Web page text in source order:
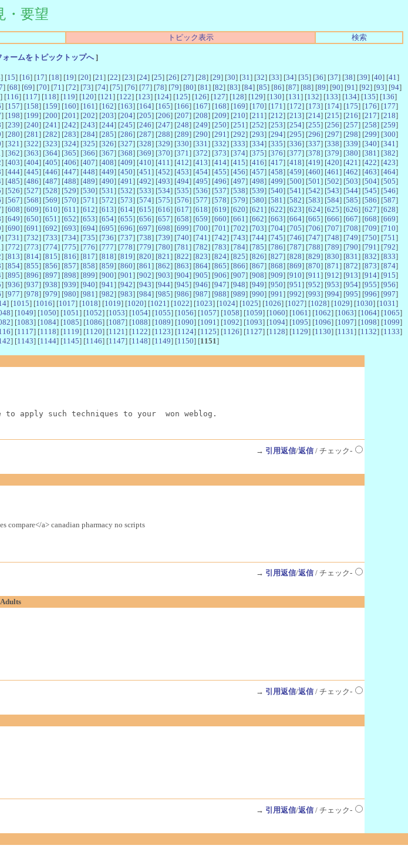
・要望
トピック表示 検索
ームをトピックトップへ]
] [15] [16] [17] [18] [19] [20] [21 ] [22] [23] [24] [25] [26] [27] [28] [29] [30] [31 ] [32] [33] [34] [35] [36] [37] [38] [39] [40] [41 ]
] [68] [69] [70] [71 ] [72] [73] [74] [75] [76] [77] [78] [79] [80] [81 ] [82] [83] [84] [85] [86] [87] [88] [89] [90] [91 ] [92] [93] [94]
] [116] [117] [118] [119] [120] [121 ] [122] [123] [124] [125] [126] [127] [128] [129] [130] [131 ] [132] [133] [134] [135] [136]
] [157] [158] [159] [160] [161 ] [162] [163] [164] [165] [166] [167] [168] [169] [170] [171 ] [172] [173] [174] [175] [176] [177]
] [198] [199] [200] [201 ] [202] [203] [204] [205] [206] [207] [208] [209] [210] [211 ] [212] [213] [214] [215] [216] [217] [218]
] [239] [240] [241 ] [242] [243] [244] [245] [246] [247] [248] [249] [250] [251 ] [252] [253] [254] [255] [256] [257] [258] [259]
] [280] [281 ] [282] [283] [284] [285] [286] [287] [288] [289] [290] [291 ] [292] [293] [294] [295] [296] [297] [298] [299] [300]
] [321 ] [322] [323] [324] [325] [326] [327] [328] [329] [330] [331 ] [332] [333] [334] [335] [336] [337] [338] [339] [340] [341 ]
] [362] [363] [364] [365] [366] [367] [368] [369] [370] [371 ] [372] [373] [374] [375] [376] [377] [378] [379] [380] [381 ] [382]
] [403] [404] [405] [406] [407] [408] [409] [410] [411 ] [412] [413] [414] [415] [416] [417] [418] [419] [420] [421 ] [422] [423]
] [444] [445] [446] [447] [448] [449] [450] [451 ] [452] [453] [454] [455] [456] [457] [458] [459] [460] [461 ] [462] [463] [464]
] [485] [486] [487] [488] [489] [490] [491 ] [492] [493] [494] [495] [496] [497] [498] [499] [500] [501 ] [502] [503] [504] [505]
] [526] [527] [528] [529] [530] [531 ] [532] [533] [534] [535] [536] [537] [538] [539] [540] [541 ] [542] [543] [544] [545] [546]
] [567] [568] [569] [570] [571 ] [572] [573] [574] [575] [576] [577] [578] [579] [580] [581 ] [582] [583] [584] [585] [586] [587]
] [608] [609] [610] [611 ] [612] [613] [614] [615] [616] [617] [618] [619] [620] [621 ] [622] [623] [624] [625] [626] [627] [628]
] [649] [650] [651 ] [652] [653] [654] [655] [656] [657] [658] [659] [660] [661 ] [662] [663] [664] [665] [666] [667] [668] [669]
] [690] [691 ] [692] [693] [694] [695] [696] [697] [698] [699] [700] [701 ] [702] [703] [704] [705] [706] [707] [708] [709] [710]
] [731 ] [732] [733] [734] [735] [736] [737] [738] [739] [740] [741 ] [742] [743] [744] [745] [746] [747] [748] [749] [750] [751 ]
] [772] [773] [774] [775] [776] [777] [778] [779] [780] [781 ] [782] [783] [784] [785] [786] [787] [788] [789] [790] [791 ] [792]
] [813] [814] [815] [816] [817] [818] [819] [820] [821 ] [822] [823] [824] [825] [826] [827] [828] [829] [830] [831 ] [832] [833]
] [854] [855] [856] [857] [858] [859] [860] [861 ] [862] [863] [864] [865] [866] [867] [868] [869] [870] [871 ] [872] [873] [874]
] [895] [896] [897] [898] [899] [900] [901 ] [902] [903] [904] [905] [906] [907] [908] [909] [910] [911 ] [912] [913] [914] [915]
] [936] [937] [938] [939] [940] [941 ] [942] [943] [944] [945] [946] [947] [948] [949] [950] [951 ] [952] [953] [954] [955] [956]
] [977] [978] [979] [980] [981 ] [982] [983] [984] [985] [986] [987] [988] [989] [990] [991 ] [992] [993] [994] [995] [996] [997]
] [1015] [1016] [1017] [1018] [1019] [1020] [1021 ] [1022] [1023] [1024] [1025] [1026] [1027] [1028] [1029] [1030] [1031 ]
] [1049] [1050] [1051 ] [1052] [1053] [1054] [1055] [1056] [1057] [1058] [1059] [1060] [1061 ] [1062] [1063] [1064] [1065]
] [1083] [1084] [1085] [1086] [1087] [1088] [1089] [1090] [1091 ] [1092] [1093] [1094] [1095] [1096] [1097] [1098] [1099]
] [1117] [1118] [1119] [1120] [1121 ] [1122] [1123] [1124] [1125] [1126] [1127] [1128] [1129] [1130] [1131 ] [1132] [1133]
] [1143] [1144] [1145] [1146] [1147] [1148] [1149] [1150] [1151]
apply such techniques to your  won weblog.
→ 引用返信/返信/ チェック-
compare</a> canadian pharmacy no scripts
→ 引用返信/返信/ チェック-
→ 引用返信/返信/ チェック-
→ 引用返信/返信/ チェック-